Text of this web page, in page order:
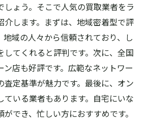
しょう。そこで人気の買取業者をラ
介します。まずは、地域密着型で評
域の人々から信頼されており、し
してくれると評判です。次に、全国
ン店も好評です。広範なネットワー
査定基準が魅力です。最後に、オン
ている業者もあります。自宅にいな
でき、忙しい方におすすめです。